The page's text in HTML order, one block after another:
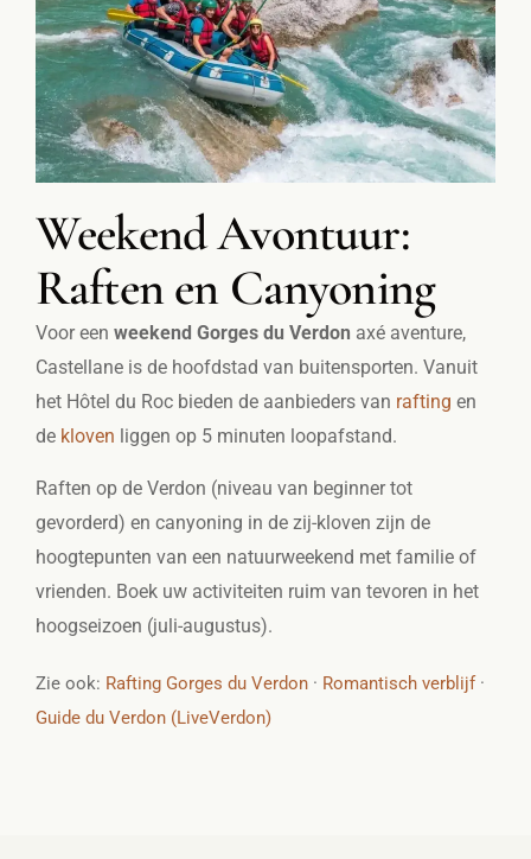
Weekend Avontuur:
Raften en Canyoning
Voor een weekend Gorges du Verdon axé aventure,
Castellane is de hoofdstad van buitensporten. Vanuit
het Hôtel du Roc bieden de aanbieders van rafting en
de kloven liggen op 5 minuten loopafstand.
Raften op de Verdon (niveau van beginner tot
gevorderd) en canyoning in de zij-kloven zijn de
hoogtepunten van een natuurweekend met familie of
vrienden. Boek uw activiteiten ruim van tevoren in het
hoogseizoen (juli-augustus).
Zie ook: Rafting Gorges du Verdon · Romantisch verblijf·
Guide du Verdon (LiveVerdon)